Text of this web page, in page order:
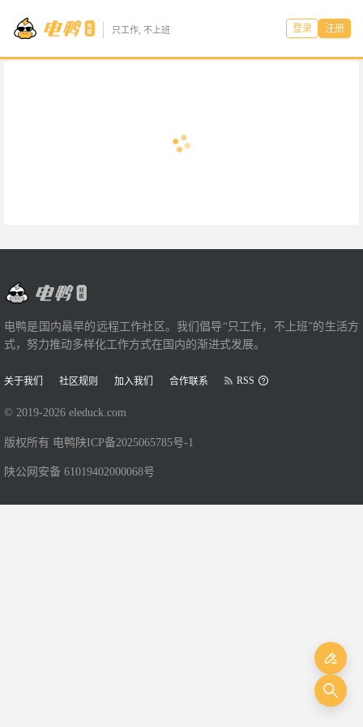
只工作, 不上班 登录 注册
电鸭是国内最早的远程工作社区。我们倡导“只工作，不上班”的生活方
式，努力推动多样化工作方式在国内的渐进式发展。
关于我们 社区规则 加入我们 合作联系 RSS
© 2019-2026 eleduck.com
版权所有 电鸭 陕ICP备2025065785号-1
陕公网安备 61019402000068号